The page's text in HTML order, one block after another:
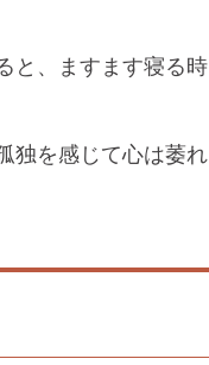
と、ますます寝る時
独を感じて心は萎れ